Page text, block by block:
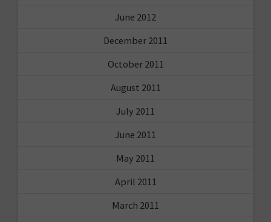
June 2012
December 2011
October 2011
August 2011
July 2011
June 2011
May 2011
April 2011
March 2011